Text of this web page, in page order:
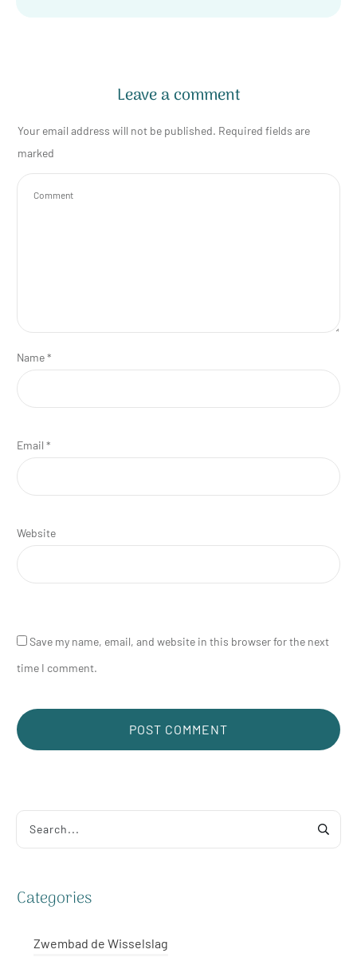
Leave a comment
Your email address will not be published. Required fields are
marked
Name*
Email *
Website
Save my name, email, and website in this browser for the next
time I comment.
POST COMMENT
Categories
Zwembad de Wisselslag